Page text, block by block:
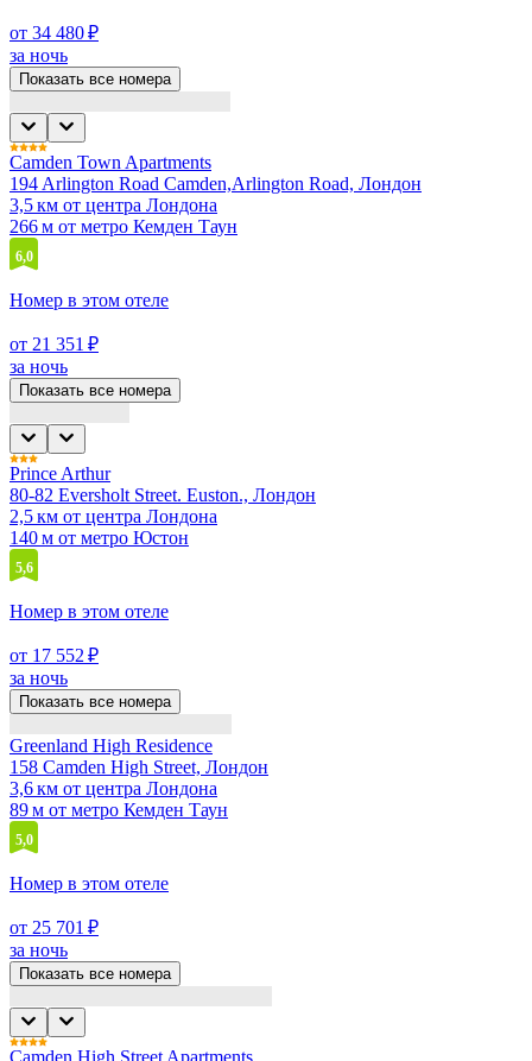
от 34 480 ₽
за ночь
Показать все номера
Camden Town Apartments
194 Arlington Road Camden,Arlington Road, Лондон
3,5 км от центра Лондона
266 м от метро Кемден Таун
6,0
Номер в этом отеле
от 21 351 ₽
за ночь
Показать все номера
Prince Arthur
80-82 Eversholt Street. Euston., Лондон
2,5 км от центра Лондона
140 м от метро Юстон
5,6
Номер в этом отеле
от 17 552 ₽
за ночь
Показать все номера
Greenland High Residence
158 Camden High Street, Лондон
3,6 км от центра Лондона
89 м от метро Кемден Таун
5,0
Номер в этом отеле
от 25 701 ₽
за ночь
Показать все номера
Camden High Street Apartments